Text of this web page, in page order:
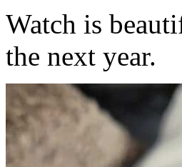
Watch is
the next year.